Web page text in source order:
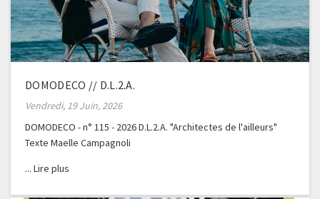
DOMODECO // D.L.2.A.
Vendredi, 19 Juin, 2026
DOMODECO - n° 115 - 2026 D.L.2.A. "Architectes de l'ailleurs"
Texte Maelle Campagnoli